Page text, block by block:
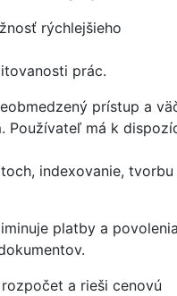
rýchlejšieho
prác.
prístup a
Používateľ má k
indexovanie, tvorbu
platby a
a rieši cenovú